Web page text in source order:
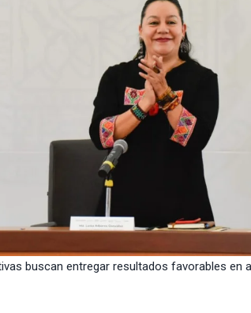
buscan entregar resultados favorables en